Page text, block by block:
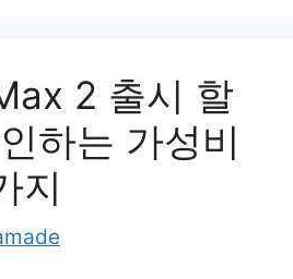
2 출시 할
하는 가성비
지